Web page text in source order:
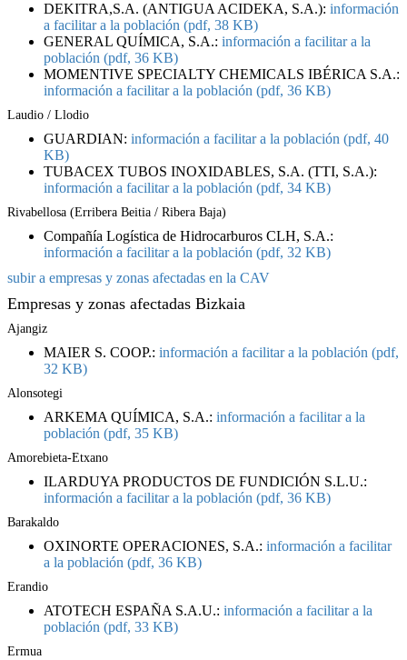
DEKITRA,S.A. (ANTIGUA ACIDEKA, S.A.): información
a facilitar a la población (pdf, 38 KB)
GENERAL QUÍMICA, S.A.: información a facilitar a la
población (pdf, 36 KB)
MOMENTIVE SPECIALTY CHEMICALS IBÉRICA S.A.:
información a facilitar a la población (pdf, 36 KB)
Laudio / Llodio
GUARDIAN: información a facilitar a la población (pdf, 40
KB)
TUBACEX TUBOS INOXIDABLES, S.A. (TTI, S.A.):
información a facilitar a la población (pdf, 34 KB)
Rivabellosa (Erribera Beitia / Ribera Baja)
Compañía Logística de Hidrocarburos CLH, S.A.:
información a facilitar a la población (pdf, 32 KB)
subir a empresas y zonas afectadas en la CAV
Empresas y zonas afectadas Bizkaia
Ajangiz
MAIER S. COOP.: información a facilitar a la población (pdf,
32 KB)
Alonsotegi
ARKEMA QUÍMICA, S.A.: información a facilitar a la
población (pdf, 35 KB)
Amorebieta-Etxano
ILARDUYA PRODUCTOS DE FUNDICIÓN S.L.U.:
información a facilitar a la población (pdf, 36 KB)
Barakaldo
OXINORTE OPERACIONES, S.A.: información a facilitar
a la población (pdf, 36 KB)
Erandio
ATOTECH ESPAÑA S.A.U.: información a facilitar a la
población (pdf, 33 KB)
Ermua